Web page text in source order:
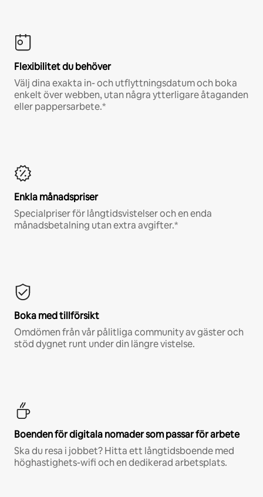
Flexibilitet du behöver
Välj dina exakta in- och utflyttningsdatum och boka
enkelt över webben, utan några ytterligare åtaganden
eller pappersarbete.*
Enkla månadspriser
Specialpriser för långtidsvistelser och en enda
månadsbetalning utan extra avgifter.*
Boka med tillförsikt
Omdömen från vår pålitliga community av gäster och
stöd dygnet runt under din längre vistelse.
Boenden för digitala nomader som passar för arbete
Ska du resa i jobbet? Hitta ett långtidsboende med
höghastighets-wifi och en dedikerad arbetsplats.